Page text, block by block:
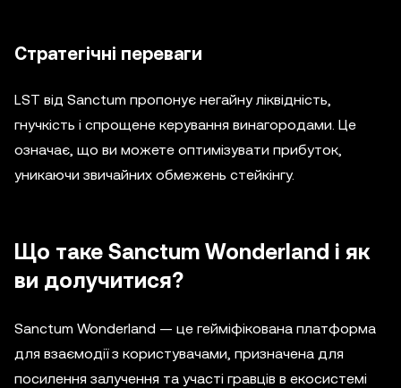
Стратегічні переваги
LST від Sanctum пропонує негайну ліквідність,
гнучкість і спрощене керування винагородами. Це
означає, що ви можете оптимізувати прибуток,
уникаючи звичайних обмежень стейкінгу.
Що таке Sanctum Wonderland і як
ви долучитися?
Sanctum Wonderland — це гейміфікована платформа
для взаємодії з користувачами, призначена для
посилення залучення та участі гравців в екосистемі